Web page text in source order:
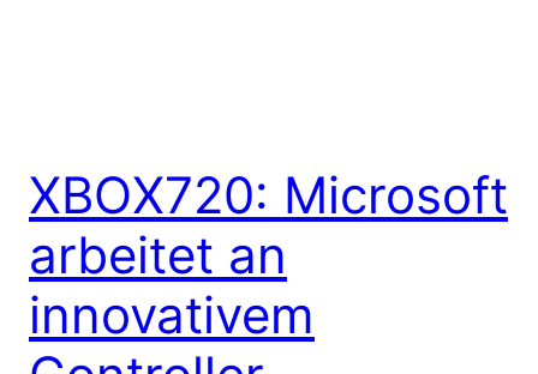
XBOX720: Microsoft
arbeitet an
innovativem